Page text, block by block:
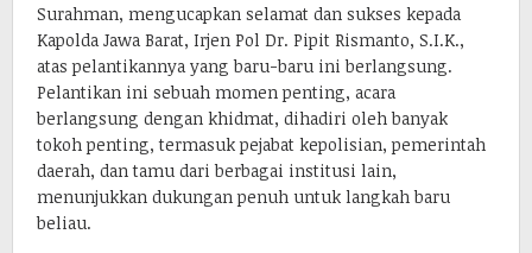
Surahman, mengucapkan selamat dan sukses kepada
Kapolda Jawa Barat, Irjen Pol Dr. Pipit Rismanto, S.I.K.,
atas pelantikannya yang baru-baru ini berlangsung.
Pelantikan ini sebuah momen penting, acara
berlangsung dengan khidmat, dihadiri oleh banyak
tokoh penting, termasuk pejabat kepolisian, pemerintah
daerah, dan tamu dari berbagai institusi lain,
menunjukkan dukungan penuh untuk langkah baru
beliau.